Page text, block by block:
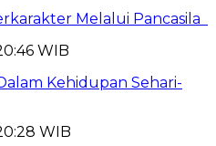
Melalui Pancasila
WIB
Kehidupan Sehari-
WIB